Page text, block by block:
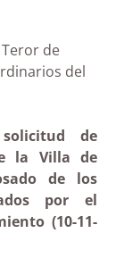
de
del
de
la Villa de
de los
por el
(10-11-